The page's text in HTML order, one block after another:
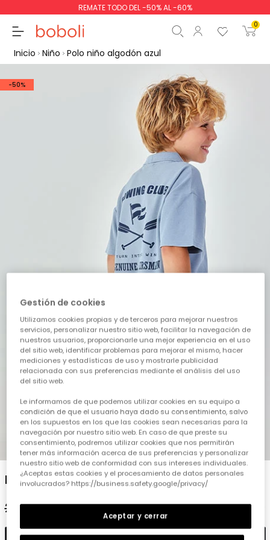
REMATE TODO DEL -50% AL -60%
0
Comenzar pedido
Inicio Niño Polo niño algodón azul
-50%
1 2 3 4 5 6
Polo niño algodón azul
25,95 € 12,95 €
Gestión de cookies
Utilizamos cookies propias y de terceros para mejorar nuestros
servicios, personalizar nuestro sitio web, facilitar la navegación de
nuestros usuarios, proporcionarle una mejor experiencia en el uso
del sitio web, identificar problemas para mejorar el mismo, hacer
mediciones y estadísticas de uso y mostrarle publicidad
relacionada con sus preferencias mediante el análisis del uso
del sitio web.
Le informamos de que podemos utilizar cookies en su equipo a
condición de que el usuario haya dado su consentimiento, salvo
en los supuestos en los que las cookies sean necesarias para la
navegación por nuestro sitio web. En caso de que preste su
consentimiento, podremos utilizar cookies que nos permitirán
tener más información acerca de sus preferencias y personalizar
nuestro sitio web de conformidad con sus intereses individuales.
¿Aceptas estas cookies y el procesamiento de datos personales
involucrados? https://business.safety.google/privacy/
Aceptar y cerrar